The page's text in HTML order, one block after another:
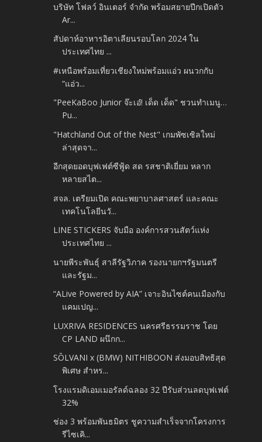
บริษัท โฟลว์ อินเตอร์ จำกัด พร้อมสยายปีกเปิดตัว
Ar...
สัปดาห์อาหารอิตาเลียนรอบโลก 2024 ใน
ประเทศไทย ...
#เหนือพร้อมเที่ยวเชียงใหม่พร้อมแอ่ว ผนวกกับ
“แอ่ว...
"PeeKaBoo Junior จ๊ะเอ๋! เด็ด เด็ด" ชวนทำเมนู…
Pu...
"Hatchland Out of the Nest" เกมพัซเซิลใหม่
ล่าสุดจา...
อีกสุดยอดบุฟเฟต์ซีฟู้ด สด รสชาติเยี่ยม หลาก
หลายสไต...
สจล. เตรียมเปิด คณะพยาบาลศาสตร์ และคณะ
เทคโนโลยีนวั...
LINE STICKERS จับมือ องค์การสวนสัตว์แห่ง
ประเทศไทย ...
นายพีระพันธุ์ สาลีรัฐวิภาค รองนายกฯรัฐมนตรี
และรัฐม...
“ALive Powered by AIA” เจาะอินไซต์คนเมืองกับ
แคมเปญ...
LUXRIVA RESIDENCES นครศรีธรรมราช โดย
CP LAND ผนึกก...
SŌLVANI x (BMW) NITHIBOON ส่งมอบสิทธิสุด
พิเศษ สำหร...
โรงแรมดิเอมเมอรัลด์ฉลอง 32 ปีรับส่วนลดบุฟเฟต์
32%
ช่อง 3 พร้อมพันธมิตร ชูความสำเร็จจากโครงการ
รีไซเคิ...